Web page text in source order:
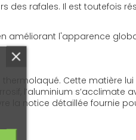
rafales. Il est toutefois
améliorant l'apparence
Cette matière
l’aluminium s’acclimate
la notice détaillée fournie